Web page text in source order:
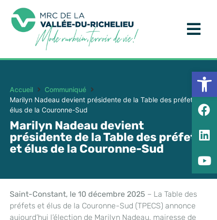
Accueil
Communiqué
Marilyn Nadeau devient présidente de la Table des préfets et
élus de la Couronne-Sud
Marilyn Nadeau devient
présidente de la Table des préfets
et élus de la Couronne-Sud
Saint-Constant, le 10 décembre 2025 – La Table des
préfets et élus de la Couronne-Sud (TPECS) annonce
aujourd’hui l’élection de Marilyn Nadeau, mairesse de